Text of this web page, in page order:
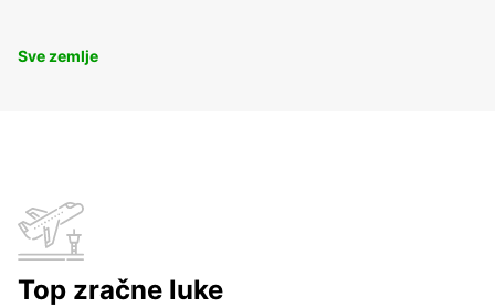
Sve zemlje
Top zračne luke